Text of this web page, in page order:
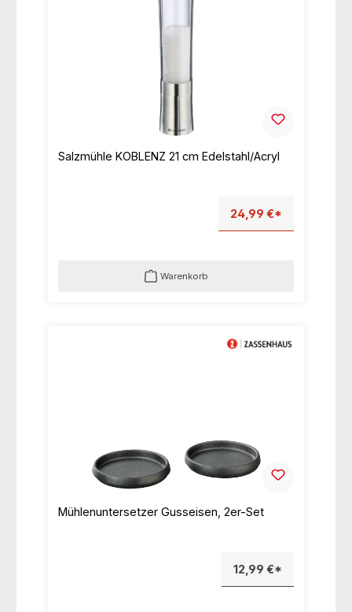
Salzmühle KOBLENZ 21 cm Edelstahl/Acryl
24,99 €*
Warenkorb
Mühlenuntersetzer Gusseisen, 2er-Set
12,99 €*